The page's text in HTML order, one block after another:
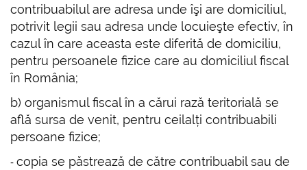
contribuabilul are adresa unde îşi are domiciliul,
potrivit legii sau adresa unde locuieşte efectiv, în
cazul în care aceasta este diferită de domiciliu,
pentru persoanele fizice care au domiciliul fiscal
în România;
b) organismul fiscal în a cărui rază teritorială se
află sursa de venit, pentru ceilalți contribuabili
persoane fizice;
‐copia se păstrează de către contribuabil sau de